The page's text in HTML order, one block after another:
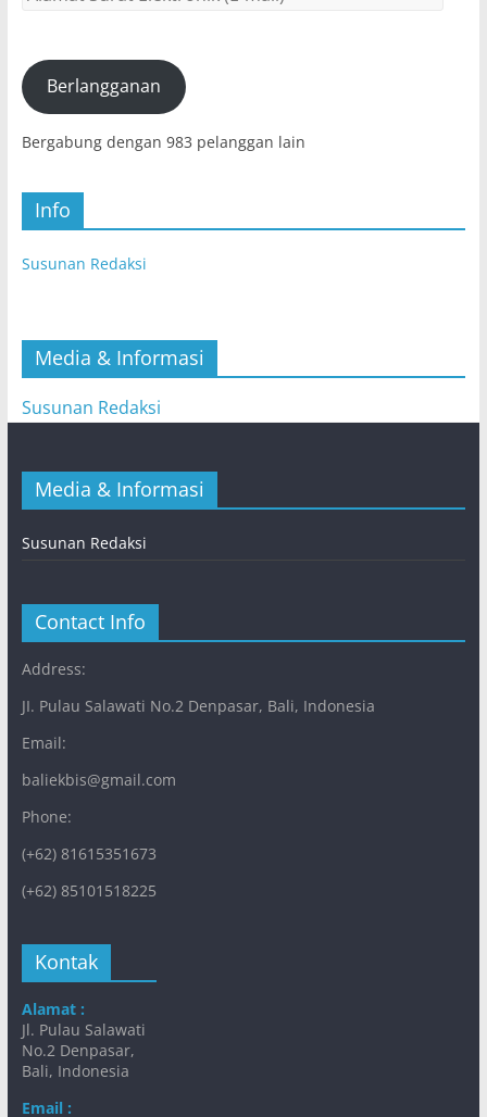
(E-
mail)Berlangganan
Bergabung dengan 983 pelanggan lain
Info
Susunan Redaksi
Media & Informasi
Susunan Redaksi
Media & Informasi
Susunan Redaksi
Contact Info
Address:
JI. Pulau Salawati No.2 Denpasar, Bali, Indonesia
Email:
baliekbis@gmail.com
Phone:
(+62) 81615351673
(+62) 85101518225
Kontak
Alamat :
Jl. Pulau Salawati
No.2 Denpasar,
Bali, Indonesia
Email :